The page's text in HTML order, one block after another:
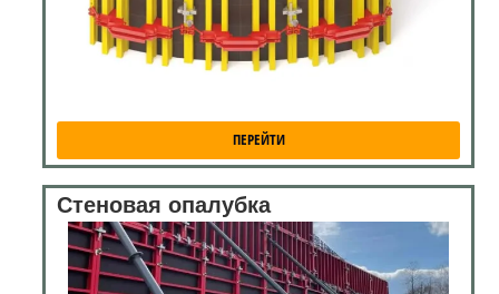
ПЕРЕЙТИ
Стеновая опалубка